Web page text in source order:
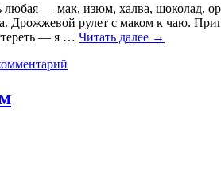
— мак, изюм, халва, шоколад,
Дрожжевой рулет с маком к чаю.
— я … Читать далее →